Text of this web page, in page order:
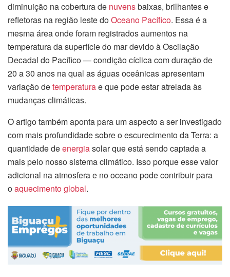
diminuição na cobertura de nuvensbaixas, brilhantes e
refletoras na região leste doOceano Pacífico. Essa é a
mesma área onde foram registrados aumentos na
temperatura da superfície do mar devido à Oscilação
Decadal do Pacífico — condição cíclica com duração de
20 a 30 anos na qual as águas oceânicas apresentam
variação detemperaturae que pode estar atrelada às
mudanças climáticas.
O artigo também aponta para um aspecto a ser investigado
com mais profundidade sobre o escurecimento da Terra: a
quantidade deenergiasolar que está sendo captada a
mais pelo nosso sistema climático. Isso porque esse valor
adicional na atmosfera e no oceano pode contribuir para
oaquecimento global.